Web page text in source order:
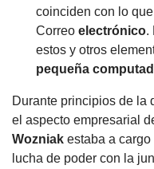
coinciden con lo
Correo electrónico.
estos y otros
pequeña
Durante principios de la
el aspecto empresarial
Wozniak estaba a
lucha de poder con la